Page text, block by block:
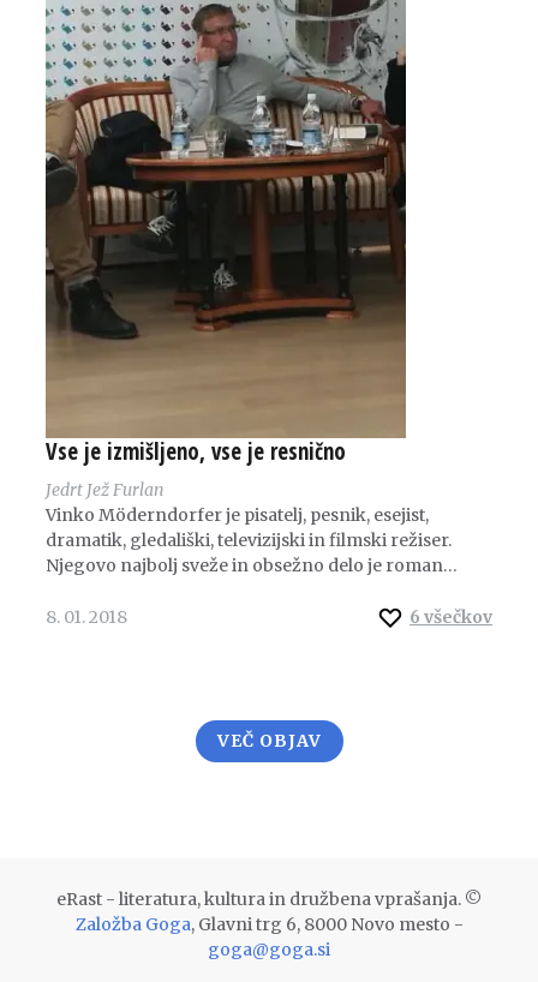
Vse je izmišljeno, vse je resnično
Jedrt Jež Furlan
Vinko Möderndorfer je pisatelj, pesnik, esejist,
dramatik, gledališki, televizijski in filmski režiser.
Njegovo najbolj sveže in obsežno delo je roman…
6 všečkov
8. 01. 2018
VEČ OBJAV
eRast - literatura, kultura in družbena vprašanja. ©
Založba Goga, Glavni trg 6, 8000 Novo mesto -
goga@goga.si